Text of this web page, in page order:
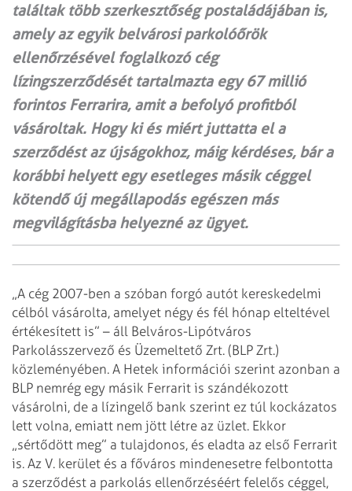
találtak több szerkesztőség postaládájában is,
amely az egyik belvárosi parkolóőrök
ellenőrzésével foglalkozó cég
lízingszerződését tartalmazta egy 67 millió
forintos Ferrarira, amit a befolyó profitból
vásároltak. Hogy ki és miért juttatta el a
szerződést az újságokhoz, máig kérdéses, bár a
korábbi helyett egy esetleges másik céggel
kötendő új megállapodás egészen más
megvilágításba helyezné az ügyet.
„A cég 2007-ben a szóban forgó autót kereskedelmi
célból vásárolta, amelyet négy és fél hónap elteltével
értékesített is” – áll Belváros-Lipótváros
Parkolásszervező és Üzemeltető Zrt. (BLP Zrt.)
közleményében. A Hetek információi szerint azonban a
BLP nemrég egy másik Ferrarit is szándékozott
vásárolni, de a lízingelő bank szerint ez túl kockázatos
lett volna, emiatt nem jött létre az üzlet. Ekkor
„sértődött meg” a tulajdonos, és eladta az első Ferrarit
is. Az V. kerület és a főváros mindenesetre felbontotta
a szerződést a parkolás ellenőrzéséért felelős céggel,